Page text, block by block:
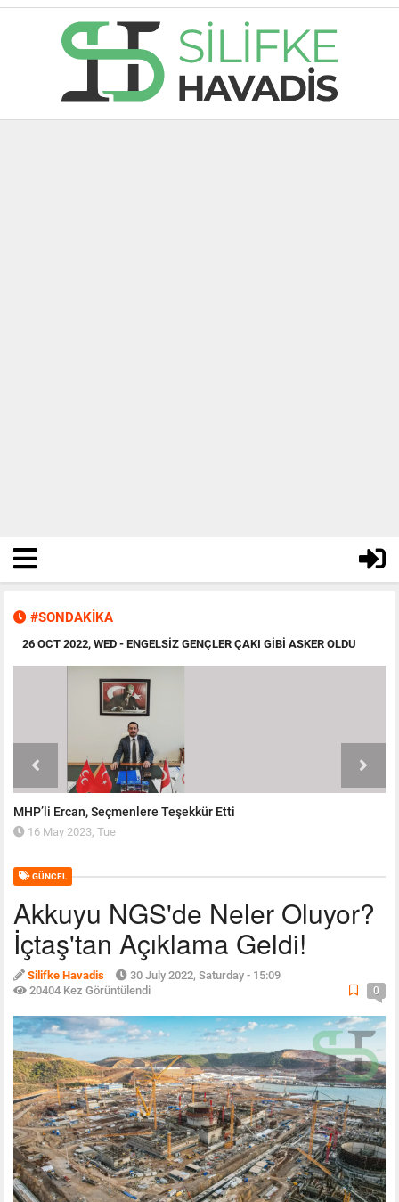
#SONDAKİKA
11 OCT 2022, TUE- SILIFKE BELEDIYE MECLISI, 2023 BÜTÇESINI ONAYLADI!
MHP’li Ercan, Seçmenlere Teşekkür Etti
16 May 2023, Tue
Akkuyu NGS'de Neler Oluyor?
İçtaş'tan Açıklama Geldi!
GÜNCEL
Silifke Havadis
30 July 2022, Saturday - 15:09
20404 Kez Görüntülendi
0